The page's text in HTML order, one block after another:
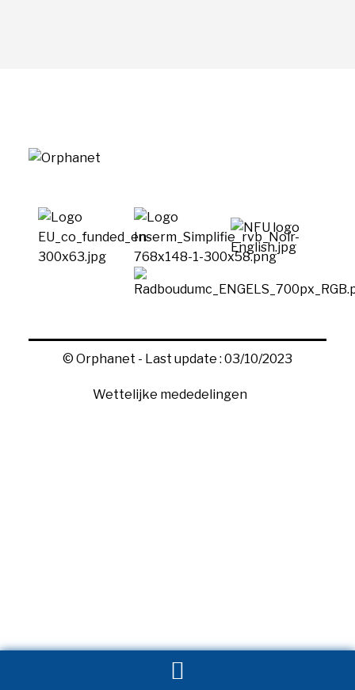
© Orphanet - Last update : 03/10/2023
Wettelijke mededelingen